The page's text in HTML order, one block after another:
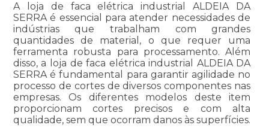
A loja de faca elétrica industrial ALDEIA DA
SERRA é essencial para atender necessidades de
indústrias que trabalham com grandes
quantidades de material, o que requer uma
ferramenta robusta para processamento. Além
disso, a loja de faca elétrica industrial ALDEIA DA
SERRA é fundamental para garantir agilidade no
processo de cortes de diversos componentes nas
empresas. Os diferentes modelos deste item
proporcionam cortes precisos e com alta
qualidade, sem que ocorram danos às superfícies.